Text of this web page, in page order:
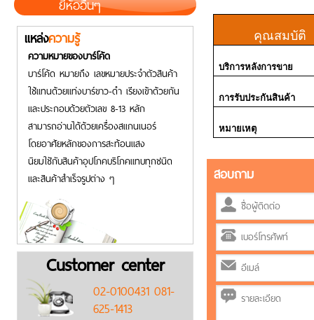
ยี่ห้ออื่นๆ
แหล่งความรู้
ความหมายของบาร์โค้ด
บาร์โค้ด หมายถึง เลขหมายประจำตัวสินค้า
ใช้แทนด้วยแท่งบาร์ขาว-ดำ เรียงเข้าด้วยกัน
และประกอบด้วยตัวเลข 8-13 หลัก
สามารถอ่านได้ด้วยเครื่องสแกนเนอร์
โดยอาศัยหลักของการสะท้อนแสง
นิยมใชักับสินค้าอุปโภคบริโภคแทบทุกชนิด
และสินค้าสำเร็จรูปต่าง ๆ
Customer center
02-0100431 081-
625-1413
คุณสมบัติ
บริการหลังการขาย
การรับประกันสินค้า
หมายเหตุ
สอบถาม